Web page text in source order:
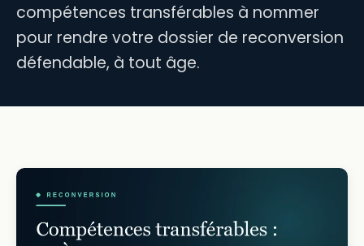
compétences transférables à nommer
pour rendre votre dossier de reconversion
défendable, à tout âge.